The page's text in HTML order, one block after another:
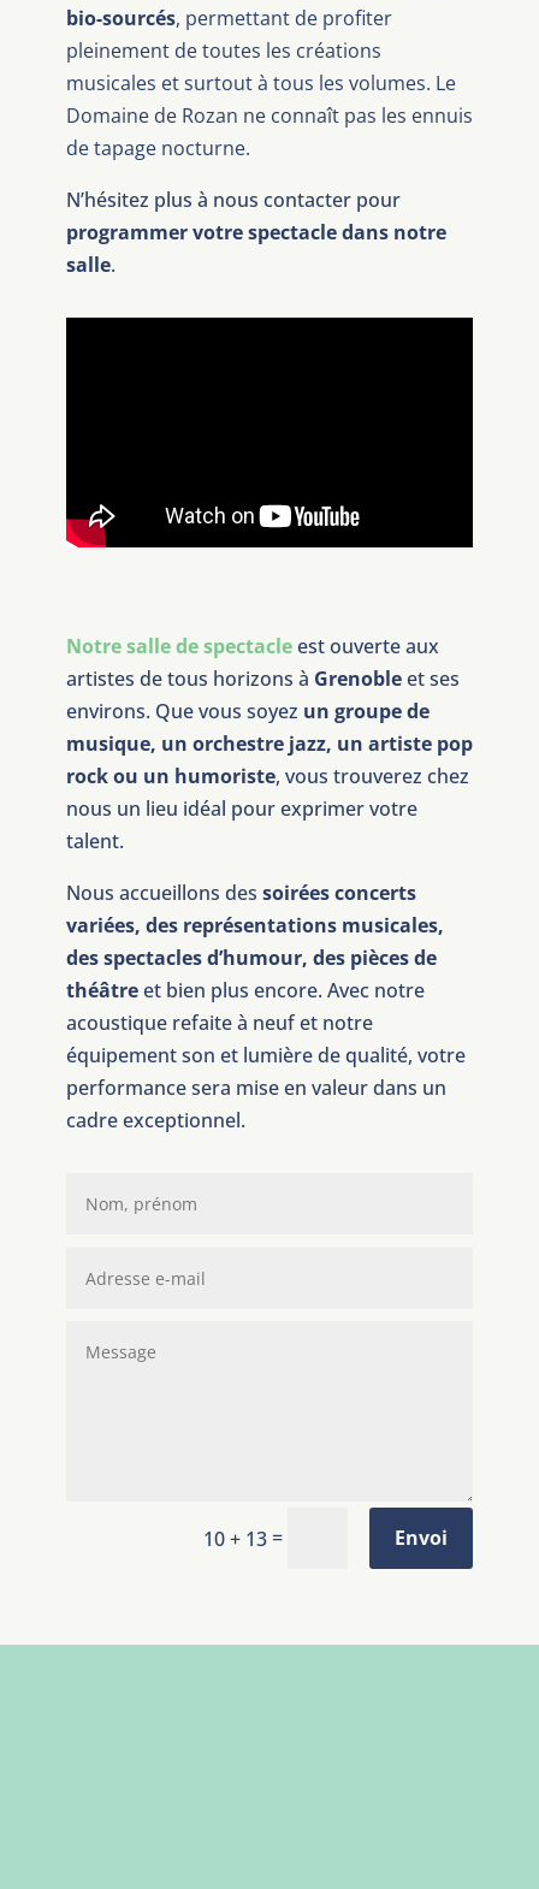
bio-sourcés, permettant de profiter
pleinement de toutes les créations
musicales et surtout à tous les volumes. Le
Domaine de Rozan ne connaît pas les ennuis
de tapage nocturne.
N’hésitez plus à nous contacter pour
programmer votre spectacle dans notre
salle.
Notre salle de spectacleest ouverte aux
artistes de tous horizons à Grenobleet ses
environs. Que vous soyez un groupe de
musique, un orchestre jazz, un artiste pop
rock ou un humoriste, vous trouverez chez
nous un lieu idéal pour exprimer votre
talent.
Nous accueillons des soirées concerts
variées, des représentations musicales,
des spectacles d’humour, des pièces de
théâtreet bien plus encore. Avec notre
acoustique refaite à neuf et notre
équipement son et lumière de qualité, votre
performance sera mise en valeur dans un
cadre exceptionnel.
10 + 13= Envoi